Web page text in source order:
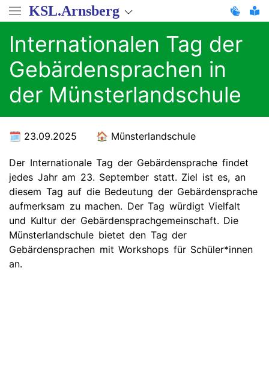
Direkt
zum
Inhalt
KSL.Arnsberg
Internationalen Tag der
Gebärdensprachen in
der Münsterlandschule
23.09.2025 Münsterlandschule
Der Internationale Tag der Gebärdensprache findet
jedes Jahr am 23. September statt. Ziel ist es, an
diesem Tag auf die Bedeutung der Gebärdensprache
aufmerksam zu machen. Der Tag würdigt Vielfalt
und Kultur der Gebärdensprachgemeinschaft. Die
Münsterlandschule bietet den Tag der
Gebärdensprachen mit Workshops für Schüler*innen
an.